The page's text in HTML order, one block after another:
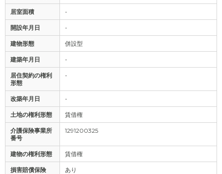
居室面積 -
開設年月日 -
建物形態 併設型
建築年月日 -
居住契約の権利
形態
-
改築年月日 -
土地の権利形態 賃借権
介護保険事業所
番号
1291200325
建物の権利形態 賃借権
損害賠償保険 あり